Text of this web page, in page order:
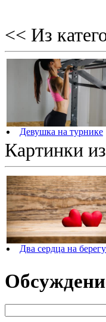
<< Из
Девушка на турнике
Картинки
Два сердца на